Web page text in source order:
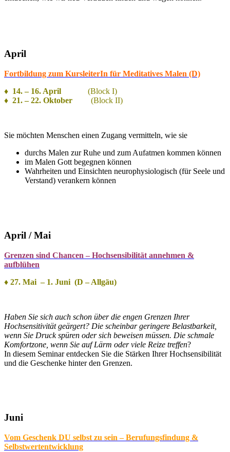
April
Fortbildung zum KursleiterIn für Meditatives Malen (D)
♦ 14. – 16. April (Block I)
♦ 21. – 22. Oktober (Block II)
Sie möchten Menschen einen Zugang vermitteln, wie sie
durchs Malen zur Ruhe und zum Aufatmen kommen können
im Malen Gott begegnen können
Wahrheiten und Einsichten neurophysiologisch (für Seele und
Verstand) verankern können
April / Mai
Grenzen sind Chancen – Hochsensibilität annehmen &
aufblühen
♦ 27. Mai – 1. Juni (D – Allgäu)
Haben Sie sich auch schon über die engen Grenzen Ihrer
Hochsensitivität geärgert? Die scheinbar geringere Belastbarkeit,
wenn Sie Druck spüren oder sich beweisen müssen. Die schmale
Komfortzone, wenn Sie auf Lärm oder viele Reize treffen?
In diesem Seminar entdecken Sie die Stärken Ihrer Hochsensibilität
und die Geschenke hinter den Grenzen.
Juni
Vom Geschenk DU selbst zu sein – Berufungsfindung &
Selbstwertentwicklung